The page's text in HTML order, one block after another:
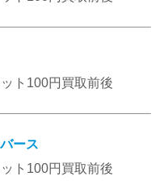
ト100円買取前後
ース
ト100円買取前後